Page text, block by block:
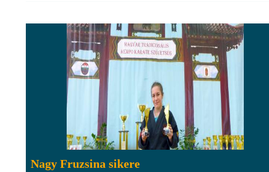
Nagy Fruzsina sikere